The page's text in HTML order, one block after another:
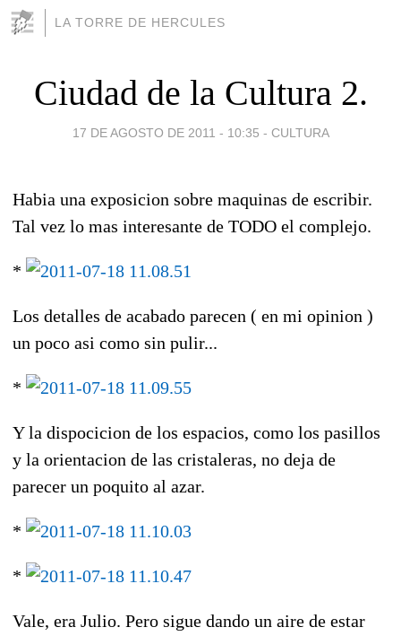
LA TORRE DE HERCULES
Ciudad de la Cultura 2.
17 DE AGOSTO DE 2011 - 10:35 - CULTURA
Habia una exposicion sobre maquinas de escribir.
Tal vez lo mas interesante de TODO el complejo.
*
Los detalles de acabado parecen ( en mi opinion )
un poco asi como sin pulir...
*
Y la dispocicion de los espacios, como los pasillos
y la orientacion de las cristaleras, no deja de
parecer un poquito al azar.
*
*
Vale, era Julio. Pero sigue dando un aire de estar